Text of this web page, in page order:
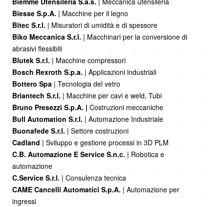
Biesse S.p.A. | Macchine per il legno
Bitec S.r.l. | Misuratori di umidità e di spessore
Biko Meccanica S.r.l. | Macchinari per la conversione di
abrasivi flessibili
Blutek S.r.l. | Macchine compressori
Bosch Rexroth S.p.a. | Applicazioni industriali
Bottero Spa | Tecnologia del vetro
Briantech S.r.l. | Macchine per cavi e weld, Tubi
Bruno Presezzi S.p.A. | Costruzioni meccaniche
Bull Automation S.r.l. | Automazione Industriale
Buonafede S.r.l. | Settore costruzioni
Cadland | Sviluppo e gestione processi in 3D PLM
C.B. Automazione E Service S.n.c. | Robotica e
automazione
C.Service S.r.l. | Consulenza tecnica
CAME Cancelli Automatici S.p.A. | Automazione per
ingressi